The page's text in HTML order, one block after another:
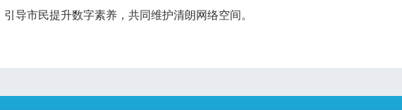
导市民提升数字素养，共同维护清朗网络空间。